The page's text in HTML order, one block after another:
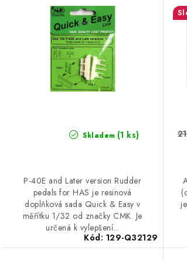
Skladem (1 ks)
P-40E and Later version Rudder
pedals for HAS je resinová
doplňková sada Quick & Easy v
měřítku 1/32 od značky CMK. Je
určená k vylepšení...
Kód: 129-Q32129